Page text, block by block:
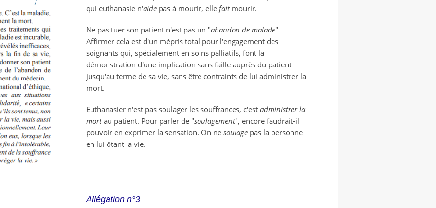
qui euthanasie n'aide pas à mourir, ellefait mourir.
Ne pas tuer son patient n'est pas un "abandon de malade".
Affirmer cela est d'un mépris total pour l'engagement des
soignants qui, spécialement en soins palliatifs, font la
démonstration d'une implication sans faille auprès du patient
jusqu'au terme de sa vie, sans être contraints de lui administrer la
mort.
Euthanasier n'est pas soulager les souffrances, c'estadministrer la
mortau patient. Pour parler de "soulagement", encore faudrait-il
pouvoir en exprimer la sensation. On nesoulage pas la personne
en lui ôtant la vie.
Allégation n°3